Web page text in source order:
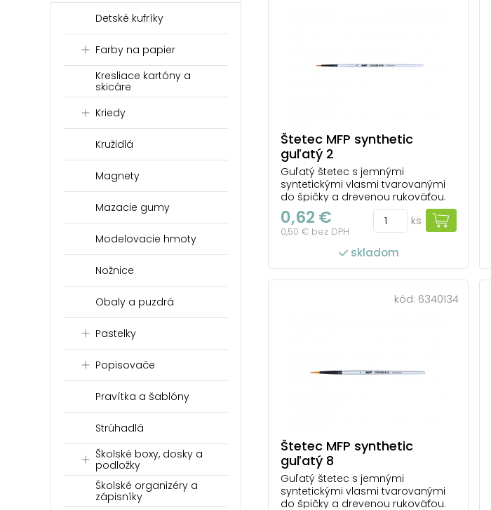
Detské kufríky
Farby na papier
Kresliace kartóny a
skicáre
Kriedy
Kružidlá
Magnety
Mazacie gumy
Modelovacie hmoty
Nožnice
Obaly a puzdrá
Pastelky
Popisovače
Pravítka a šablóny
Strúhadlá
Školské boxy, dosky a
podložky
Školské organizéry a
zápisníky
Štetec MFP synthetic
guľatý 2
Guľatý štetec s jemnými
syntetickými vlasmi tvarovanými
do špičky a drevenou rukoväťou.
Vďaka syntetickým vláknam sa
farba ľahko rozotiera a dobre drží
tvar. Je menej náchylný na
poškodenie farbami a riedidlami
ako prírodný štetec. Ľahko sa
udržiava v čistote. Vhodný na
použitie v škole, ako aj n...
0,62 €
0,50 € bez DPH
ks
skladom
kód: 6340134
Štetec MFP synthetic
guľatý 8
Guľatý štetec s jemnými
syntetickými vlasmi tvarovanými
do špičky a drevenou rukoväťou.